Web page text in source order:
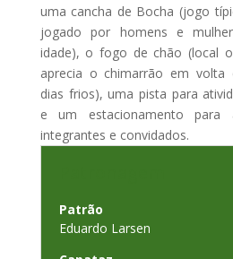
uma cancha de Bocha (jogo
jogado por homens e
idade), o fogo de chão (local
aprecia o chimarrão em volta
dias frios), uma pista para
e um estacionamento para
integrantes e convidados.
Patrão
Eduardo Larsen